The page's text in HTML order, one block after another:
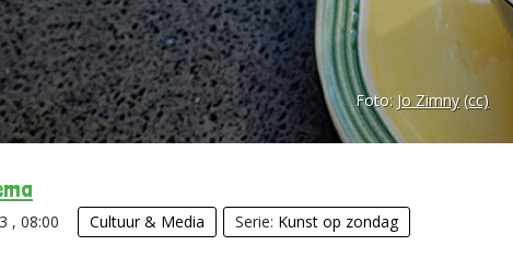
Foto: Jo Zimny (cc)
, 08:00 Cultuur & Media Serie: Kunst op zondag